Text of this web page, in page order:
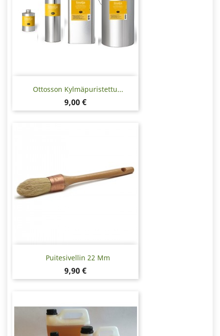
Ottosson Kylmäpuristettu...
Hinta
9,00 €
Puitesivellin 22 Mm
Hinta
9,90 €